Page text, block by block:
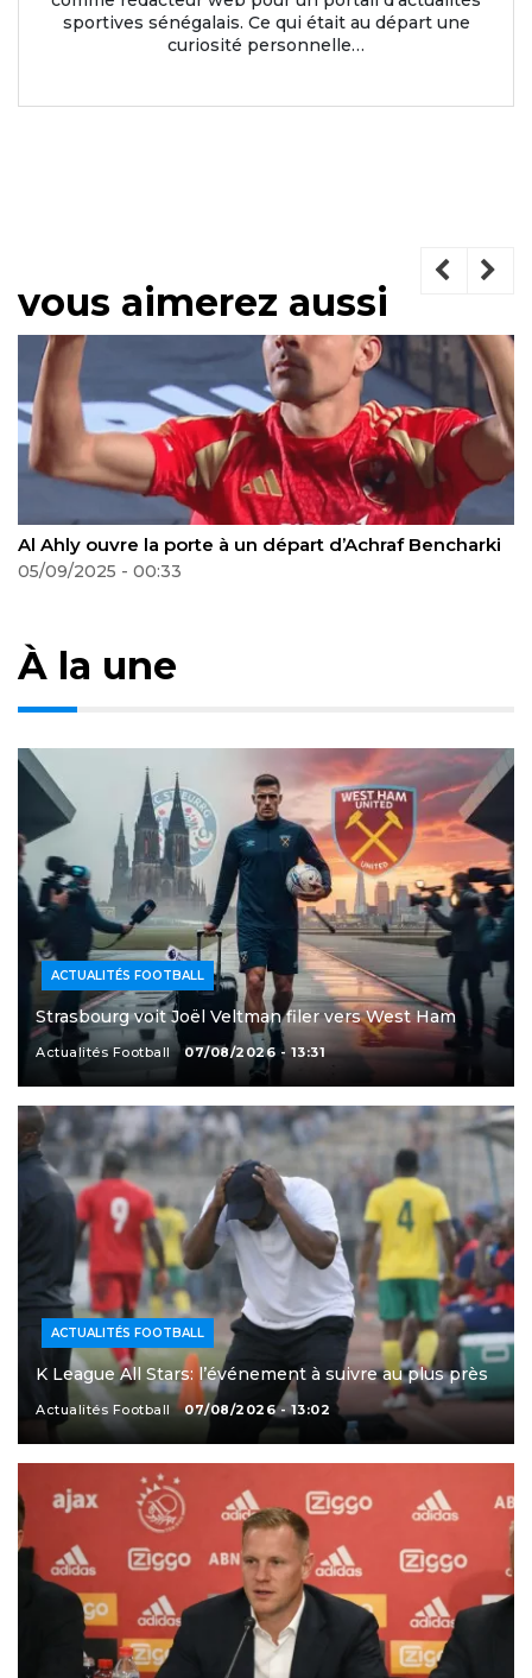
sportives sénégalais. Ce qui était au départ une
curiosité personnelle…
vous aimerez aussi
Győr bloque le départ de Benbouali vers l’Espérance:
un message fort
À la une
ACTUALITÉS FOOTBALL
Strasbourg voit Joël Veltman filer vers West Ham
Actualités Football 07/08/2026 - 13:31
ACTUALITÉS FOOTBALL
K League All Stars: l’événement à suivre au plus près
Actualités Football 07/08/2026 - 13:02